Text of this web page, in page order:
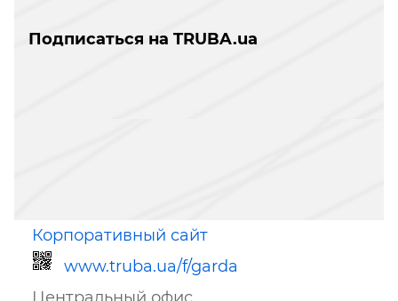
Подписаться на TRUBA.ua
Корпоративный сайт
www.truba.ua/f/garda